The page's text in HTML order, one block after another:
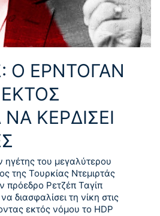
Ο ΕΡΝΤΟΓΑΝ
ΚΕΡΔΙΣΕΙ
του μεγαλύτερου
της Τουρκίας Ντεμιρτάς
πρόεδρο Ρετζέπ Ταγίπ
διασφαλίσει τη νίκη στις
εκτός νόμου το HDP